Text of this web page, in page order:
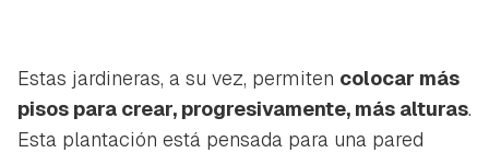
Estas jardineras, a su vez, permiten colocar más
pisos para crear, progresivamente, más alturas.
Esta plantación está pensada para una pared